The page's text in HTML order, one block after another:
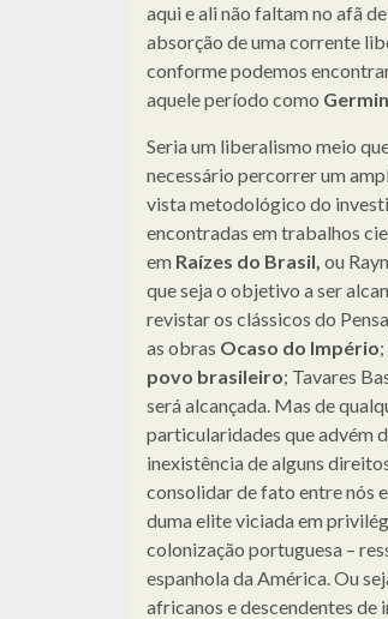
aqui e ali não faltam no afã
absorção de uma corrente
conforme podemos
aquele período como
Seria um liberalismo meio
necessário percorrer um
vista metodológico do
encontradas em trabalhos
em Raízes do Brasil, ou
que seja o objetivo a ser
revistar os clássicos do
as obras Ocaso do Império;
povo brasileiro; Tavares
será alcançada. Mas de
particularidades que advém
inexistência de alguns
consolidar de fato entre nós
duma elite viciada em
colonização portuguesa –
espanhola da América. Ou
africanos e descendentes de